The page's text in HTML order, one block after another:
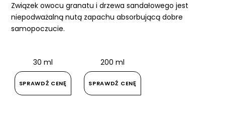
Związek owocu granatu i drzewa sandałowego jest
niepodważalną nutą zapachu absorbującą dobre
samopoczucie.
30 ml
SPRAWDŹ CENĘ
200 ml
SPRAWDŹ CENĘ